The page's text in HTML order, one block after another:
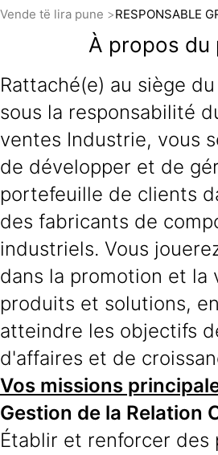
Vende të lira pune RESPONSABLE
À propos du
Rattaché(e) au siège
sous la responsabilité
ventes Industrie, vous
de développer et de
portefeuille de clients
des fabricants de
industriels. Vous
dans la promotion et la
produits et solutions,
atteindre les objectifs
d'affaires et de
Vos missions
Gestion de la Relation
Établir et renforcer des